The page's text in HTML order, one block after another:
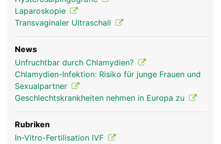
Laparoskopie
Transvaginaler Ultraschall
News
Unfruchtbar durch Chlamydien?
Chlamydien-Infektion: Risiko für junge Frauen und
Sexualpartner
Geschlechtskrankheiten nehmen in Europa zu
Rubriken
In-Vitro-Fertilisation IVF